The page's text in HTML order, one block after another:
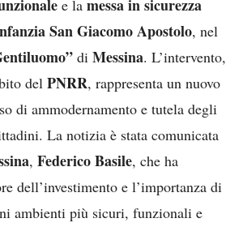
e la messa in sicurezza
San Giacomo Apostolo, nel
di Messina. L’intervento,
del PNRR, rappresenta un nuovo
di ammodernamento e tutela degli
La notizia è stata comunicata
, Federico Basile, che ha
dell’investimento e l’importanza di
ambienti più sicuri, funzionali e